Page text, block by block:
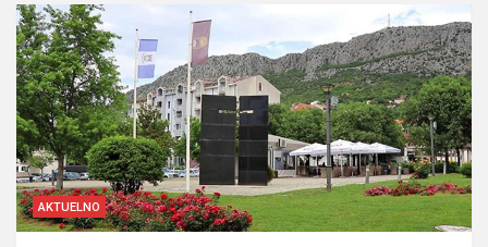
AKTUELNO